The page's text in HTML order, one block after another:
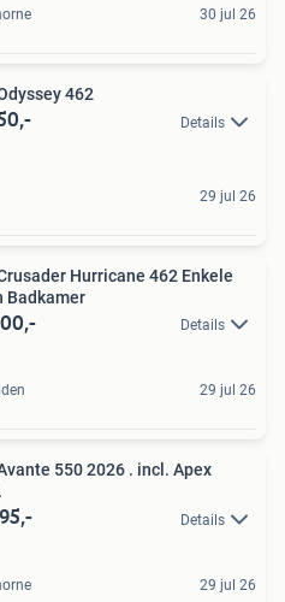
30 jul 26
462
Details
29 jul 26
Hurricane 462 Enkele
Badkamer
Details
29 jul 26
550 2026 . incl. Apex
Details
29 jul 26